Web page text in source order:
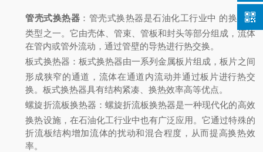
管壳式换热器 ：管壳式换热器是石油化工行业中 的换热器
类型之一。它由壳体、管束、管板和封头等部分组成，流体
在管内或管外流动，通过管壁的导热进行热交换。
板式换热器 ：板式换热器由一系列金属板片组成，板片之间
形成狭窄的通道，流体在通道内流动并通过板片进行热交
换。板式换热器具有结构紧凑、换热效率高等优点。
螺旋折流板换热器 ：螺旋折流板换热器是一种现代化的高效
换热设施，在石油化工行业中也有广泛应用。它通过特殊的
折流板结构增加流体的扰动和混合程度，从而提高换热效
率。